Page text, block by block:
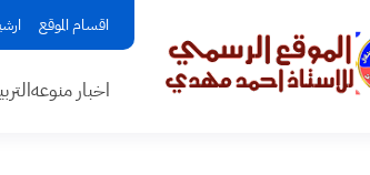
اقسام الموقع
اخبار منوعه